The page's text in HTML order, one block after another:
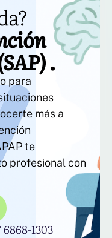
.
para
más a
te
profesional con
1303